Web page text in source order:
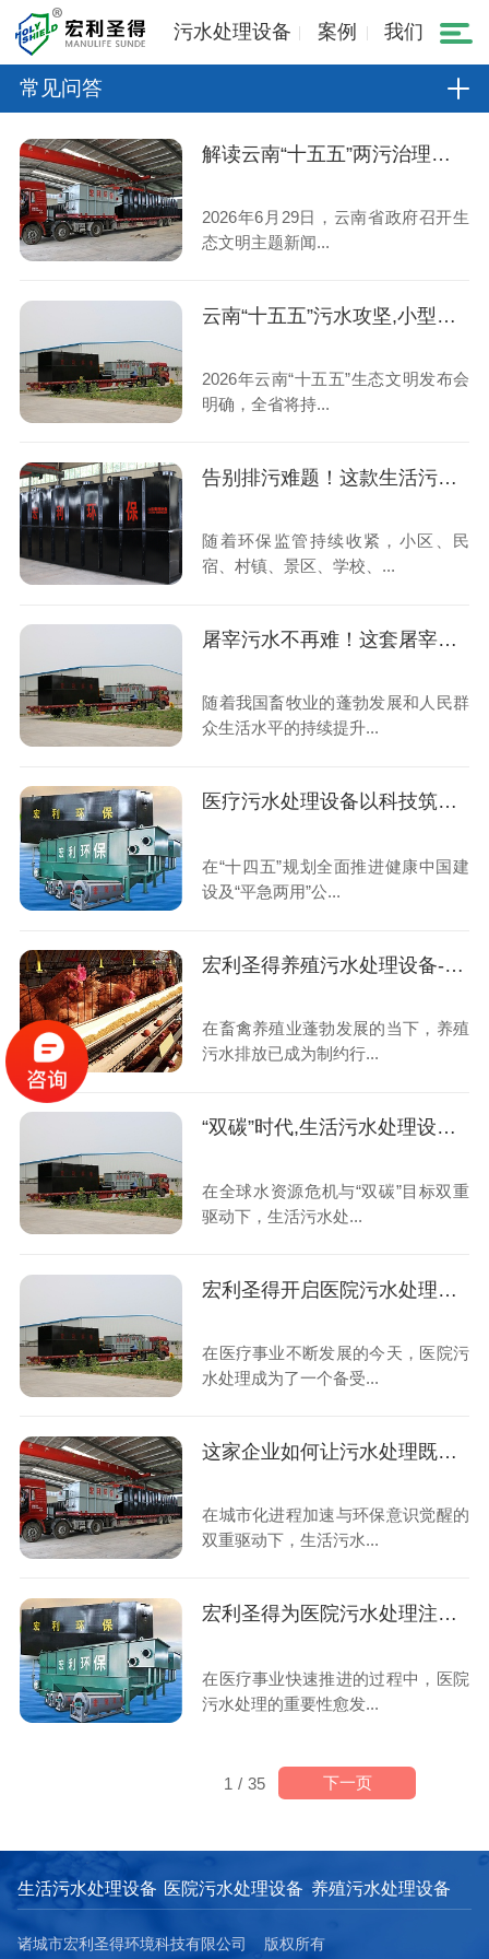
污水处理设备 案例 我们
常见问答
解读云南“十五五”两污治理规划,小型生活污水处理设备市场机遇
2026年6月29日，云南省政府召开生
态文明主题新闻...
云南“十五五”污水攻坚,小型生活污水处理设备成村镇刚需
2026年云南“十五五”生态文明发布会
明确，全省将持...
告别排污难题！这款生活污水处理设备稳定达标、运维省心
随着环保监管持续收紧，小区、民
宿、村镇、景区、学校、...
屠宰污水不再难！这套屠宰污水处理设备全国上千家屠宰场都在用
随着我国畜牧业的蓬勃发展和人民群
众生活水平的持续提升...
医疗污水处理设备以科技筑牢公共卫生安全防线,助力“平急两用”医疗体系建设
在“十四五”规划全面推进健康中国建
设及“平急两用”公...
宏利圣得养殖污水处理设备-科技赋能,守护生态养殖新未来
在畜禽养殖业蓬勃发展的当下，养殖
污水排放已成为制约行...
“双碳”时代,生活污水处理设备如何重塑绿色未来
在全球水资源危机与“双碳”目标双重
驱动下，生活污水处...
宏利圣得开启医院污水处理高效新时代
在医疗事业不断发展的今天，医院污
水处理成为了一个备受...
这家企业如何让污水处理既智能又省钱？
在城市化进程加速与环保意识觉醒的
双重驱动下，生活污水...
宏利圣得为医院污水处理注入新活力
在医疗事业快速推进的过程中，医院
污水处理的重要性愈发...
1 / 35 下一页
生活污水处理设备 医院污水处理设备 养殖污水处理设备
诸城市宏利圣得环境科技有限公司 版权所有